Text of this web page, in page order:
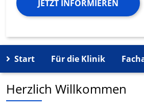
JETZT INFORMIEREN
Start Für die Klinik
Herzlich Willkommen